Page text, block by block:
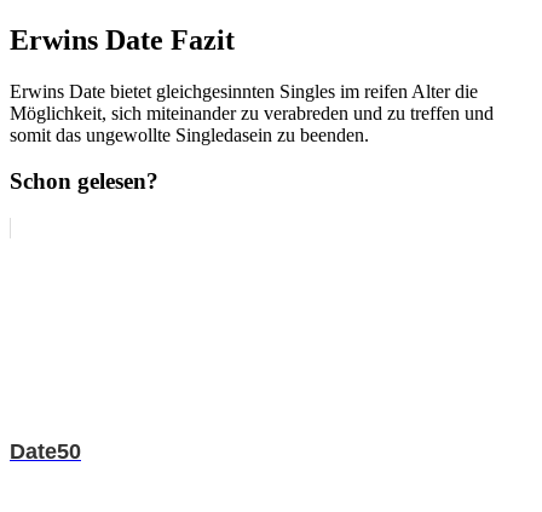
Erwins Date Fazit
Erwins Date bietet gleichgesinnten Singles im reifen Alter die
Möglichkeit, sich miteinander zu verabreden und zu treffen und
somit das ungewollte Singledasein zu beenden.
Schon gelesen?
Date50